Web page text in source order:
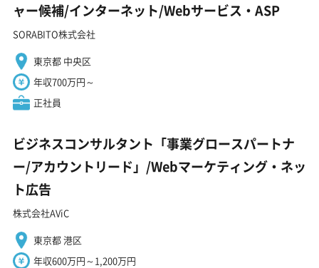
ャー候補/インターネット/Webサービス・ASP
SORABITO株式会社
東京都 中央区
年収700万円～
正社員
ビジネスコンサルタント「事業グロースパートナ
ー/アカウントリード」/Webマーケティング・ネッ
ト広告
株式会社AViC
東京都 港区
年収600万円～1,200万円